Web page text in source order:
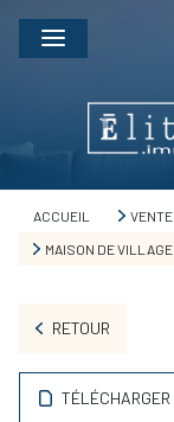
ACCUEIL VENTE
MAISON DE VILLAGE
RETOUR